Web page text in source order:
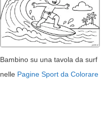
Bambino su una tavola da surf
nelle Pagine Sport da Colorare